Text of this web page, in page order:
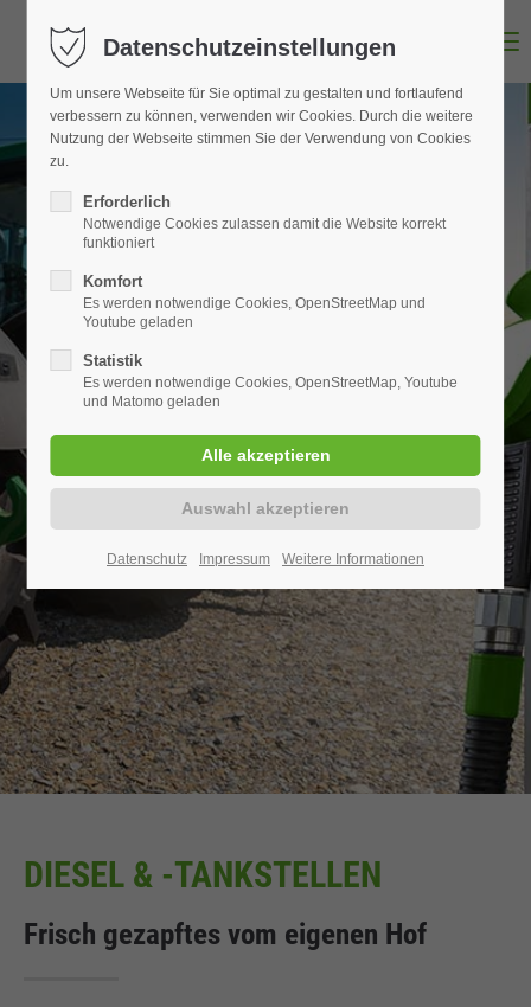
DIESEL & -TANKSTELLEN
Frisch gezapftes vom eigenen Hof
Datenschutzeinstellungen
Um unsere Webseite für Sie optimal zu gestalten und fortlaufend
verbessern zu können, verwenden wir Cookies. Durch die weitere
Nutzung der Webseite stimmen Sie der Verwendung von Cookies
zu.
Erforderlich
Notwendige Cookies zulassen damit die Website korrekt
funktioniert
Komfort
Es werden notwendige Cookies, OpenStreetMap und
Youtube geladen
Statistik
Es werden notwendige Cookies, OpenStreetMap, Youtube
und Matomo geladen
Datenschutz Impressum Weitere Informationen